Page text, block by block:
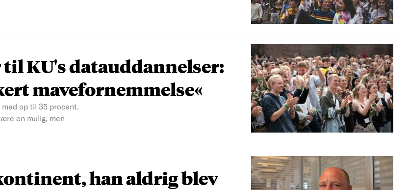
KU's datauddannelser:
mavefornemmelse«
op til 35 procent.
en mulig, men
han aldrig blev